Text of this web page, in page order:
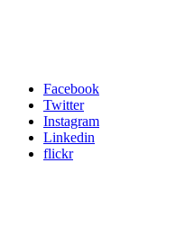
Facebook
Twitter
Instagram
Linkedin
flickr